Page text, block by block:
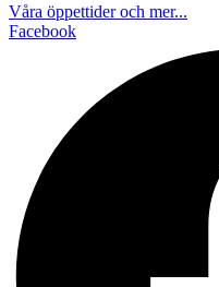
Våra öppettider och mer...
Facebook